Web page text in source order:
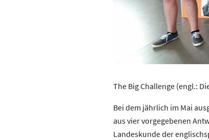
The Big Challenge (engl.:
Bei dem jährlich im Mai
aus vier vorgegebenen
Landeskunde der